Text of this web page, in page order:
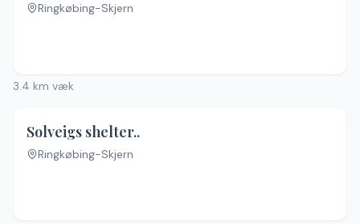
Ringkøbing-Skjern
3.4 km væk
Solveigs shelter..
Ringkøbing-Skjern